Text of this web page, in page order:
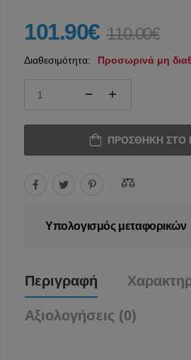
101.90€ 110.00€
Διαθεσιμότητα: Προσωρινά μη
ΠΡΟΣΘΉΚΗ ΣΤΟ
Υπολογισμός μεταφορικών
Περιγραφή
Αξιολογήσεις (0)